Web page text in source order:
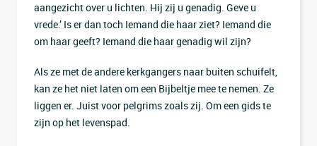
aangezicht over u lichten. Hij zij u genadig. Geve u
vrede.’ Is er dan toch Iemand die haar ziet? Iemand die
om haar geeft? Iemand die haar genadig wil zijn?
Als ze met de andere kerkgangers naar buiten schuifelt,
kan ze het niet laten om een Bijbeltje mee te nemen. Ze
liggen er. Juist voor pelgrims zoals zij. Om een gids te
zijn op het levenspad.